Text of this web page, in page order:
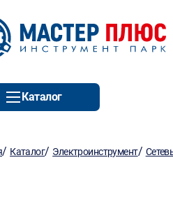
Каталог
/ Каталог/ Электроинструмент/